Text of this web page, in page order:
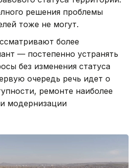
решения проблемы
тоже не могут.
более
— постепенно устранять
без изменения статуса
очередь речь идет о
ремонте наиболее
модернизации